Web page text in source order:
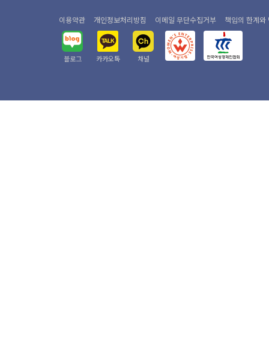
이용약관 개인정보처리방침 이메일 무단수집거부 책임의 한계와
블로그 카카오톡 채널